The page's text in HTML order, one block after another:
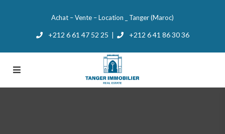
Achat – Vente – Location _ Tanger (Maroc)
+212 6 61 47 52 25 +212 6 41 86 30 36